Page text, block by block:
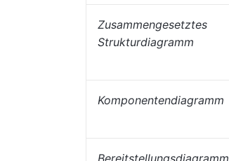
Zusammengesetztes
Strukturdiagramm
Komponentendiagramm
Bereitstellungsdiagramm